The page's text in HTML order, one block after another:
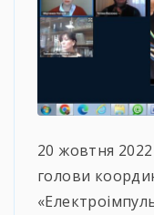
20 жовтня
голови